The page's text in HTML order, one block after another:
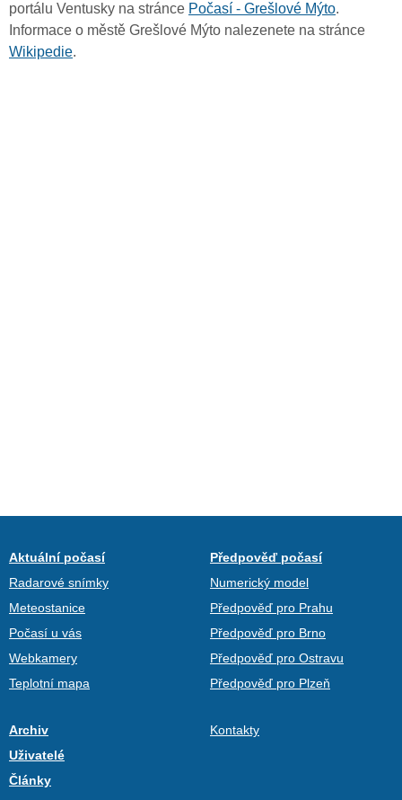
portálu Ventusky na stránce Počasí - Grešlové Mýto.
Informace o městě Grešlové Mýto nalezenete na stránce
Wikipedie.
Aktuální počasí
Radarové snímky
Meteostanice
Počasí u vás
Webkamery
Teplotní mapa
Předpověď počasí
Numerický model
Předpověď pro Prahu
Předpověď pro Brno
Předpověď pro Ostravu
Předpověď pro Plzeň
Archiv
Uživatelé
Články
Kontakty